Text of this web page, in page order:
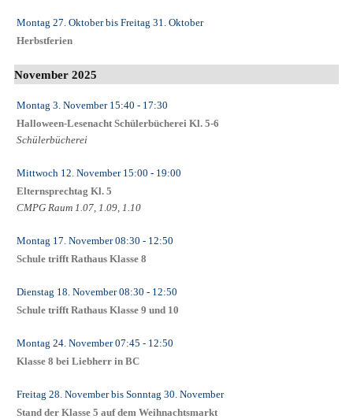
Montag 27. Oktoberbis Freitag 31. Oktober
Herbstferien
November 2025
Montag 3. November15:40 - 17:30
Halloween-Lesenacht Schülerbücherei Kl. 5-6
Schülerbücherei
Mittwoch 12. November15:00 - 19:00
Elternsprechtag Kl. 5
CMPG Raum 1.07, 1.09, 1.10
Montag 17. November08:30 - 12:50
Schule trifft Rathaus Klasse 8
Dienstag 18. November08:30 - 12:50
Schule trifft Rathaus Klasse 9 und 10
Montag 24. November07:45 - 12:50
Klasse 8 bei Liebherr in BC
Freitag 28. Novemberbis Sonntag 30. November
Stand der Klasse 5 auf dem Weihnachtsmarkt